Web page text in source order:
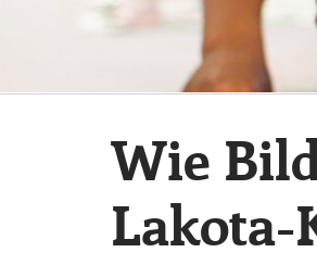
Wie
Lakota-